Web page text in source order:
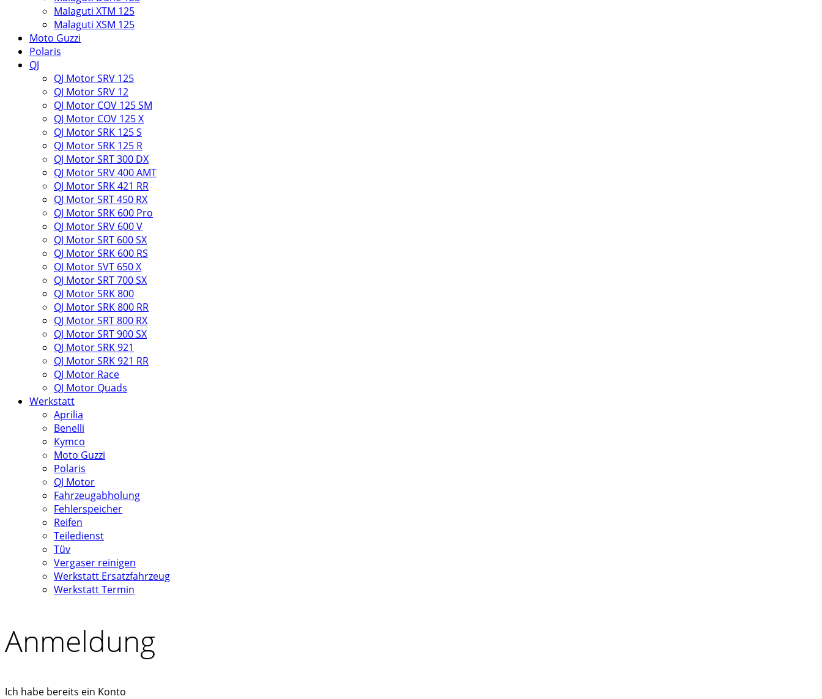
Malaguti XTM 125
Malaguti XSM 125
Moto Guzzi
Polaris
QJ
QJ Motor SRV 125
QJ Motor SRV 12
QJ Motor COV 125 SM
QJ Motor COV 125 X
QJ Motor SRK 125 S
QJ Motor SRK 125 R
QJ Motor SRT 300 DX
QJ Motor SRV 400 AMT
QJ Motor SRK 421 RR
QJ Motor SRT 450 RX
QJ Motor SRK 600 Pro
QJ Motor SRV 600 V
QJ Motor SRT 600 SX
QJ Motor SRK 600 RS
QJ Motor SVT 650 X
QJ Motor SRT 700 SX
QJ Motor SRK 800
QJ Motor SRK 800 RR
QJ Motor SRT 800 RX
QJ Motor SRT 900 SX
QJ Motor SRK 921
QJ Motor SRK 921 RR
QJ Motor Race
QJ Motor Quads
Werkstatt
Aprilia
Benelli
Kymco
Moto Guzzi
Polaris
QJ Motor
Fahrzeugabholung
Fehlerspeicher
Reifen
Teiledienst
Tüv
Vergaser reinigen
Werkstatt Ersatzfahrzeug
Werkstatt Termin
Anmeldung
Ich habe bereits ein Konto